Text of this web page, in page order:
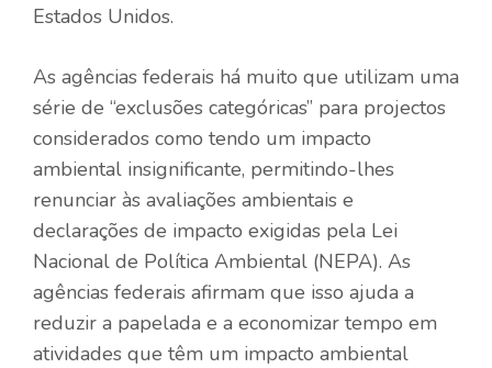
Estados Unidos.
As agências federais há muito que utilizam uma
série de “exclusões categóricas” para projectos
considerados como tendo um impacto
ambiental insignificante, permitindo-lhes
renunciar às avaliações ambientais e
declarações de impacto exigidas pela Lei
Nacional de Política Ambiental (NEPA). As
agências federais afirmam que isso ajuda a
reduzir a papelada e a economizar tempo em
atividades que têm um impacto ambiental